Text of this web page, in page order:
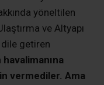
yöneltilen
ve Altyapı
dile getiren
vermediler. Ama